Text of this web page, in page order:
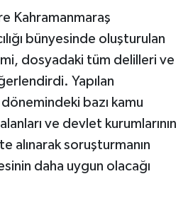
Kahramanmaraş
bünyesinde oluşturulan
dosyadaki tüm delilleri ve
Yapılan
bazı kamu
ve devlet kurumlarının
alınarak soruşturmanın
daha uygun olacağı